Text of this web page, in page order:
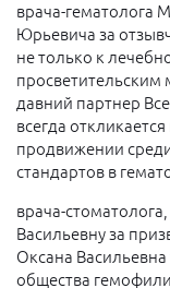
врача-гематолога
Юрьевича за
не только к
давний партнер
всегда
продвижении
стандартов в
врача-
Васильевну за
Оксана
общества